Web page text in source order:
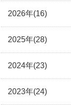
2026年(16)
2025年(28)
2024年(23)
2023年(24)